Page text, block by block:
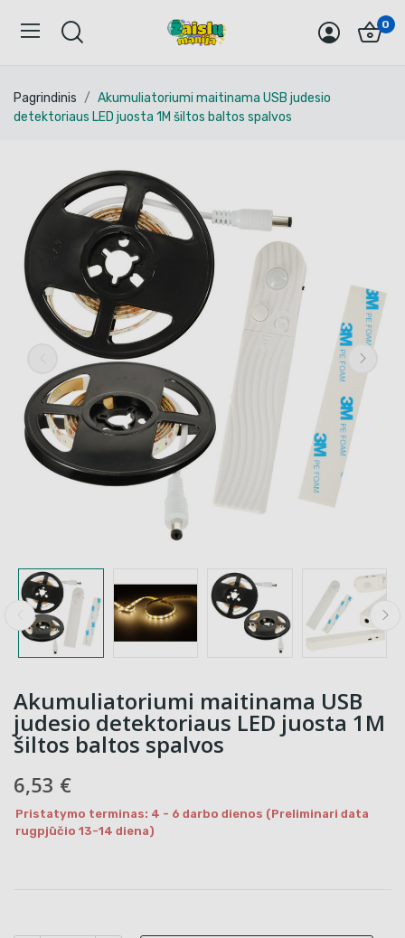
0
Pagrindinis
Akumuliatoriumi maitinama USB judesio
detektoriaus LED juosta 1M šiltos baltos spalvos
Akumuliatoriumi maitinama USB
judesio detektoriaus LED juosta 1M
šiltos baltos spalvos
6,53 €
Pristatymo terminas: 4 - 6 darbo dienos (Preliminari data
rugpjūčio 13-14 diena)